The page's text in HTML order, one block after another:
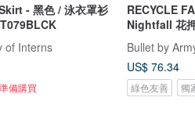
- 黑色 / 泳衣罩衫
of Interns
準備購買
RECYCLE
Nightfall 花
Bullet by
US$ 76.34
綠色友善 獨